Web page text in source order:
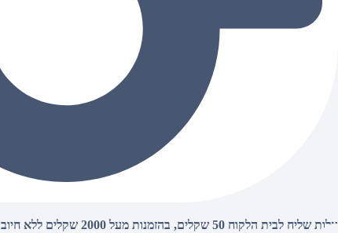
עלות שליח לבית הלקוח 50 שקלים, בהזמנות מעל 2000 שקלים ללא חיוב (חינם)